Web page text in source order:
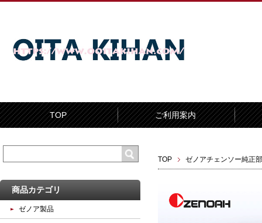
TOP ご利用案内
TOP ゼノアチェンソー純正
商品カテゴリ
ゼノア製品